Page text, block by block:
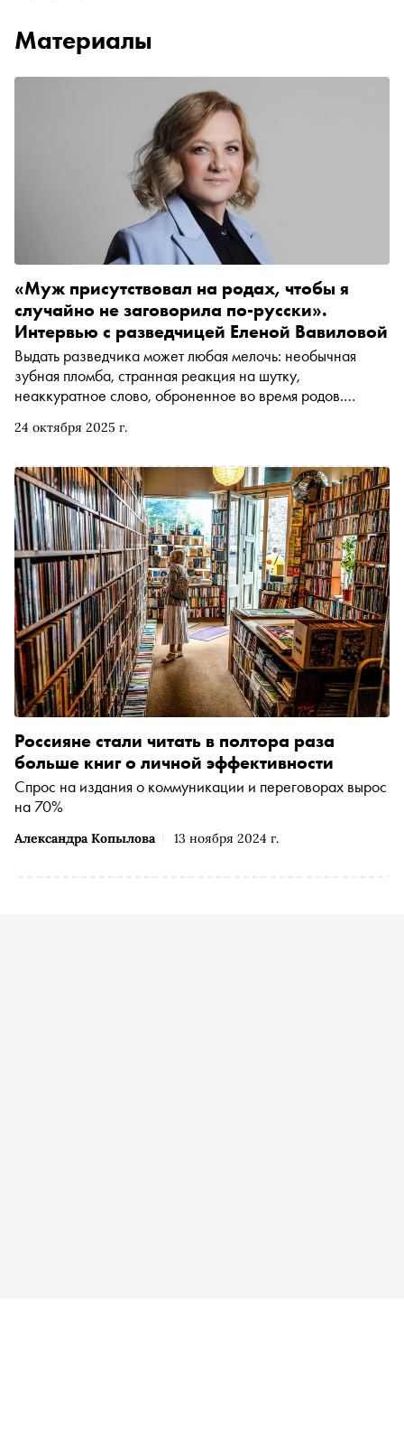
Материалы
24 октября 2025 г.
«Муж присутствовал на родах, чтобы я
случайно не заговорила по-русски».
Интервью с разведчицей Еленой Вавиловой
Выдать разведчика может любая мелочь: необычная
зубная пломба, странная реакция на шутку,
неаккуратное слово, оброненное во время родов.
мужем Андреем Безруковым более 20 лет работала под
«Снобу» она рассказала про изнанку одной из самых
странных профессий: в чём измеряется KPI, сколько
платят резидентам, дают ли женщинам пикантные
задания и возможна ли настоящая дружба между
разведчиком и местными жителями
Александра Копылова 13 ноября 2024 г.
Россияне стали читать в полтора раза
больше книг о личной эффективности
Спрос на издания о коммуникации и переговорах вырос
на 70%